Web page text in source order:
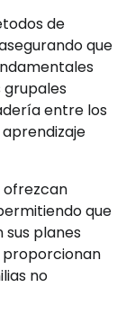
de
que
grupales
entre los
ofrezcan
que
sus planes
proporcionan
no